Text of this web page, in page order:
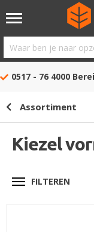
Waar
ben
opzoek?
0517 - 76 4000
Assortiment
Kiezel
FILTEREN